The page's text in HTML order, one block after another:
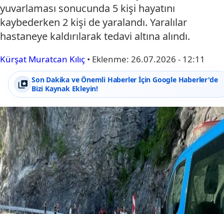
yuvarlaması sonucunda 5 kişi hayatını
kaybederken 2 kişi de yaralandı. Yaralılar
hastaneye kaldırılarak tedavi altına alındı.
Kürşat Muratcan Kılıç • Eklenme: 26.07.2026 - 12:11
Son Dakika ve Önemli Haberler İçin Google Haberler'de
Bizi Kaynak Ekleyin!